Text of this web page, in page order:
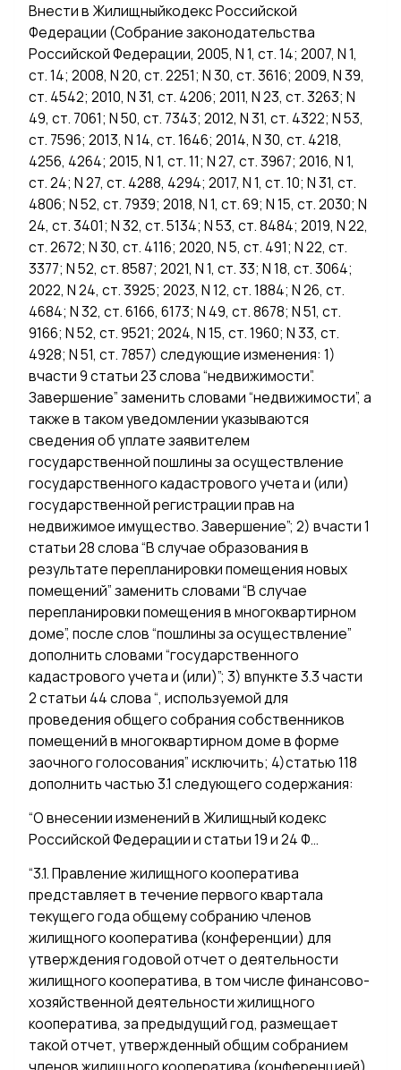
Внести в Жилищныйкодекс Российской
Федерации (Собрание законодательства
Российской Федерации, 2005, N 1, ст. 14; 2007, N 1,
ст. 14; 2008, N 20, ст. 2251; N 30, ст. 3616; 2009, N 39,
ст. 4542; 2010, N 31, ст. 4206; 2011, N 23, ст. 3263; N
49, ст. 7061; N 50, ст. 7343; 2012, N 31, ст. 4322; N 53,
ст. 7596; 2013, N 14, ст. 1646; 2014, N 30, ст. 4218,
4256, 4264; 2015, N 1, ст. 11; N 27, ст. 3967; 2016, N 1,
ст. 24; N 27, ст. 4288, 4294; 2017, N 1, ст. 10; N 31, ст.
4806; N 52, ст. 7939; 2018, N 1, ст. 69; N 15, ст. 2030; N
24, ст. 3401; N 32, ст. 5134; N 53, ст. 8484; 2019, N 22,
ст. 2672; N 30, ст. 4116; 2020, N 5, ст. 491; N 22, ст.
3377; N 52, ст. 8587; 2021, N 1, ст. 33; N 18, ст. 3064;
2022, N 24, ст. 3925; 2023, N 12, ст. 1884; N 26, ст.
4684; N 32, ст. 6166, 6173; N 49, ст. 8678; N 51, ст.
9166; N 52, ст. 9521; 2024, N 15, ст. 1960; N 33, ст.
4928; N 51, ст. 7857) следующие изменения: 1)
вчасти 9 статьи 23 слова “недвижимости”.
Завершение” заменить словами “недвижимости”, а
также в таком уведомлении указываются
сведения об уплате заявителем
государственной пошлины за осуществление
государственного кадастрового учета и (или)
государственной регистрации прав на
недвижимое имущество. Завершение”; 2) вчасти 1
статьи 28 слова “В случае образования в
результате перепланировки помещения новых
помещений” заменить словами “В случае
перепланировки помещения в многоквартирном
доме”, после слов “пошлины за осуществление”
дополнить словами “государственного
кадастрового учета и (или)”; 3) впункте 3.3 части
2 статьи 44 слова “, используемой для
проведения общего собрания собственников
помещений в многоквартирном доме в форме
заочного голосования” исключить; 4)статью 118
дополнить частью 3.1 следующего содержания:
“О внесении изменений в Жилищный кодекс
Российской Федерации и статьи 19 и 24 Ф…
“3.1. Правление жилищного кооператива
представляет в течение первого квартала
текущего года общему собранию членов
жилищного кооператива (конференции) для
утверждения годовой отчет о деятельности
жилищного кооператива, в том числе финансово-
хозяйственной деятельности жилищного
кооператива, за предыдущий год, размещает
такой отчет, утвержденный общим собранием